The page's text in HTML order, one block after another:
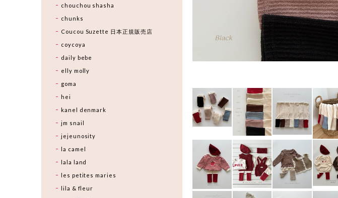
chouchou shasha
chunks
Coucou Suzette 日本正規販売店
coycoya
daily bebe
elly molly
goma
hei
kanel denmark
jm snail
jejeunosity
la camel
lala land
les petites maries
lila & fleur